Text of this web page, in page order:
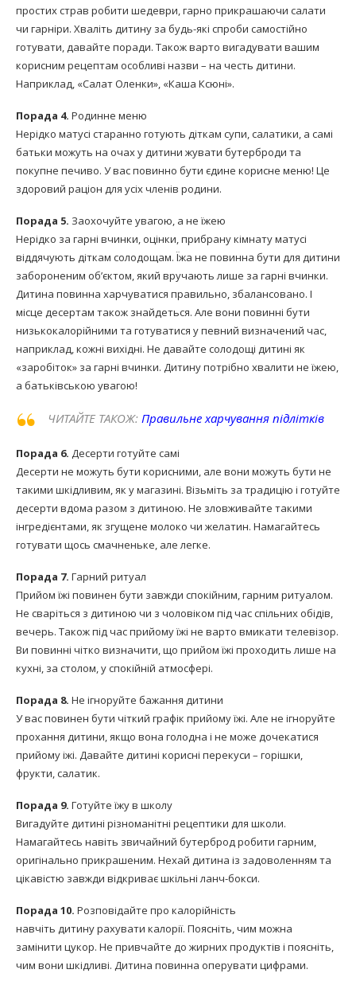
простих страв робити шедеври, гарно прикрашаючи салати
чи гарніри. Хваліть дитину за будь-які спроби самостійно
готувати, давайте поради. Також варто вигадувати вашим
корисним рецептам особливі назви – на честь дитини.
Наприклад, «Салат Оленки», «Каша Ксюні».
Порада 4. Родинне меню
Нерідко матусі старанно готують діткам супи, салатики, а самі
батьки можуть на очах у дитини жувати бутерброди та
покупне печиво. У вас повинно бути єдине корисне меню! Це
здоровий раціон для усіх членів родини.
Порада 5. Заохочуйте увагою, а не їжею
Нерідко за гарні вчинки, оцінки, прибрану кімнату матусі
віддячують діткам солодощам. Їжа не повинна бути для дитини
забороненим об’єктом, який вручають лише за гарні вчинки.
Дитина повинна харчуватися правильно, збалансовано. І
місце десертам також знайдеться. Але вони повинні бути
низькокалорійними та готуватися у певний визначений час,
наприклад, кожні вихідні. Не давайте солодощі дитині як
«заробіток» за гарні вчинки. Дитину потрібно хвалити не їжею,
а батьківською увагою!
ЧИТАЙТЕ ТАКОЖ: Правильне харчування підлітків
Порада 6. Десерти готуйте самі
Десерти не можуть бути корисними, але вони можуть бути не
такими шкідливим, як у магазині. Візьміть за традицію і готуйте
десерти вдома разом з дитиною. Не зловживайте такими
інгредієнтами, як згущене молоко чи желатин. Намагайтесь
готувати щось смачненьке, але легке.
Порада 7. Гарний ритуал
Прийом їжі повинен бути завжди спокійним, гарним ритуалом.
Не сваріться з дитиною чи з чоловіком під час спільних обідів,
вечерь. Також під час прийому їжі не варто вмикати телевізор.
Ви повинні чітко визначити, що прийом їжі проходить лише на
кухні, за столом, у спокійній атмосфері.
Порада 8. Не ігноруйте бажання дитини
У вас повинен бути чіткий графік прийому їжі. Але не ігноруйте
прохання дитини, якщо вона голодна і не може дочекатися
прийому іжі. Давайте дитині корисні перекуси – горішки,
фрукти, салатик.
Порада 9. Готуйте їжу в школу
Вигадуйте дитині різноманітні рецептики для школи.
Намагайтесь навіть звичайний бутерброд робити гарним,
оригінально прикрашеним. Нехай дитина із задоволенням та
цікавістю завжди відкриває шкільні ланч-бокси.
Порада 10. Розповідайте про калорійність
навчіть дитину рахувати калорії. Поясніть, чим можна
замінити цукор. Не привчайте до жирних продуктів і поясніть,
чим вони шкідливі. Дитина повинна оперувати цифрами.